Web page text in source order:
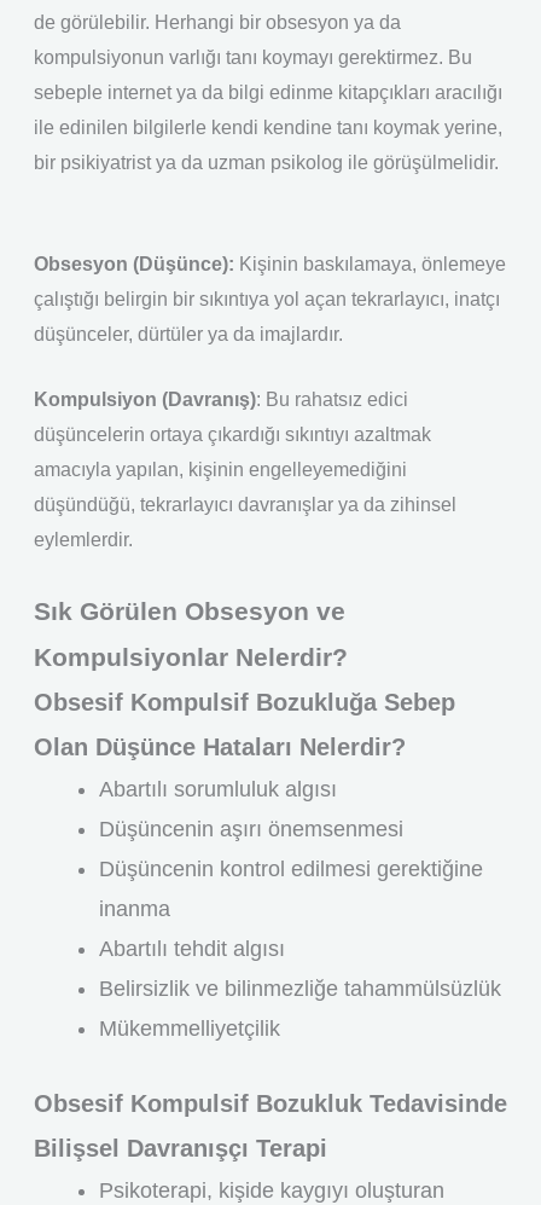
de görülebilir. Herhangi bir obsesyon ya da
kompulsiyonun varlığı tanı koymayı gerektirmez. Bu
sebeple internet ya da bilgi edinme kitapçıkları aracılığı
ile edinilen bilgilerle kendi kendine tanı koymak yerine,
bir psikiyatrist ya da uzman psikolog ile görüşülmelidir.
Obsesyon (Düşünce): Kişinin baskılamaya, önlemeye
çalıştığı belirgin bir sıkıntıya yol açan tekrarlayıcı, inatçı
düşünceler, dürtüler ya da imajlardır.
Kompulsiyon (Davranış): Bu rahatsız edici
düşüncelerin ortaya çıkardığı sıkıntıyı azaltmak
amacıyla yapılan, kişinin engelleyemediğini
düşündüğü, tekrarlayıcı davranışlar ya da zihinsel
eylemlerdir.
Sık Görülen Obsesyon ve
Kompulsiyonlar Nelerdir?
Obsesif Kompulsif Bozukluğa Sebep
Olan Düşünce Hataları Nelerdir?
Abartılı sorumluluk algısı
Düşüncenin aşırı önemsenmesi
Düşüncenin kontrol edilmesi gerektiğine
inanma
Abartılı tehdit algısı
Belirsizlik ve bilinmezliğe tahammülsüzlük
Mükemmelliyetçilik
Obsesif Kompulsif Bozukluk Tedavisinde
Bilişsel Davranışçı Terapi
Psikoterapi, kişide kaygıyı oluşturan